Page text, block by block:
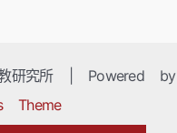
研究所 | Powered by
Theme